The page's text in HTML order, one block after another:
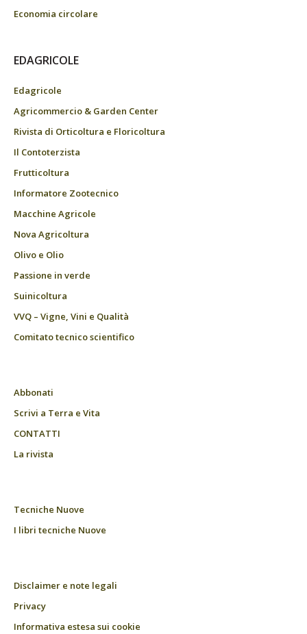
Economia circolare
EDAGRICOLE
Edagricole
Agricommercio & Garden Center
Rivista di Orticoltura e Floricoltura
Il Contoterzista
Frutticoltura
Informatore Zootecnico
Macchine Agricole
Nova Agricoltura
Olivo e Olio
Passione in verde
Suinicoltura
VVQ – Vigne, Vini e Qualità
Comitato tecnico scientifico
Abbonati
Scrivi a Terra e Vita
CONTATTI
La rivista
Tecniche Nuove
I libri tecniche Nuove
Disclaimer e note legali
Privacy
Informativa estesa sui cookie